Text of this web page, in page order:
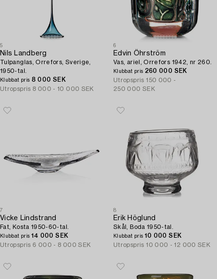
5
Nils Landberg
Tulpanglas, Orrefors, Sverige,
1950-tal.
Klubbat pris 8 000 SEK
Utropspris 8 000 - 10 000 SEK
6
Edvin Öhrström
Vas, ariel, Orrefors 1942, nr 260.
Klubbat pris 260 000 SEK
Utropspris 150 000 -
250 000 SEK
7
Vicke Lindstrand
Fat, Kosta 1950-60-tal.
Klubbat pris 14 000 SEK
Utropspris 6 000 - 8 000 SEK
8
Erik Höglund
Skål, Boda 1950-tal.
Klubbat pris 10 000 SEK
Utropspris 10 000 - 12 000 SEK